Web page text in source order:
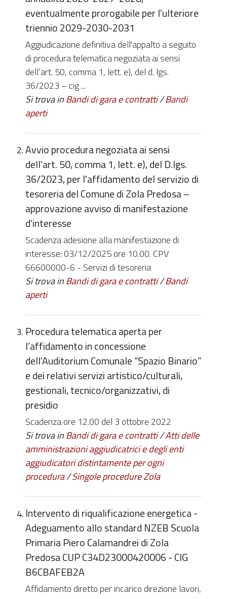
eventualmente prorogabile per l'ulteriore
triennio 2029-2030-2031
Aggiudicazione definitiva dell'appalto a seguito
di procedura telematica negoziata ai sensi
dell’art. 50, comma 1, lett. e), del d. lgs.
36/2023 – cig ...
Si trova inBandi di gara e contratti/Bandi
aperti
Avvio procedura negoziata ai sensi
dell'art. 50, comma 1, lett. e), del D.lgs.
36/2023, per l'affidamento del servizio di
tesoreria del Comune di Zola Predosa –
approvazione avviso di manifestazione
d'interesse
Scadenza adesione alla manifestazione di
interesse: 03/12/2025 ore 10.00. CPV
66600000-6 - Servizi di tesoreria
Si trova inBandi di gara e contratti/Bandi
aperti
Procedura telematica aperta per
l’affidamento in concessione
dell'Auditorium Comunale “Spazio Binario”
e dei relativi servizi artistico/culturali,
gestionali, tecnico/organizzativi, di
presidio
Scadenza ore 12.00 del 3 ottobre 2022
Si trova inBandi di gara e contratti/Atti delle
amministrazioni aggiudicatrici e degli enti
aggiudicatori distintamente per ogni
procedura/Singole procedure Zola
Intervento di riqualificazione energetica -
Adeguamento allo standard NZEB Scuola
Primaria Piero Calamandrei di Zola
Predosa CUP C34D23000420006 - CIG
B6CBAFEB2A
Affidamento diretto per incarico direzione lavori,